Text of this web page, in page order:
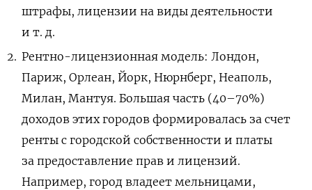
штрафы, лицензии на виды деятельности
и т. д.
Рентно-лицензионная модель: Лондон,
Париж, Орлеан, Йорк, Нюрнберг, Неаполь,
Милан, Мантуя. Большая часть (40–70%)
доходов этих городов формировалась за счет
ренты с городской собственности и платы
за предоставление прав и лицензий.
Например, город владеет мельницами,